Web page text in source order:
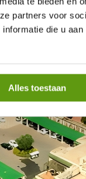
partners voor
die u aan
Alles toestaan